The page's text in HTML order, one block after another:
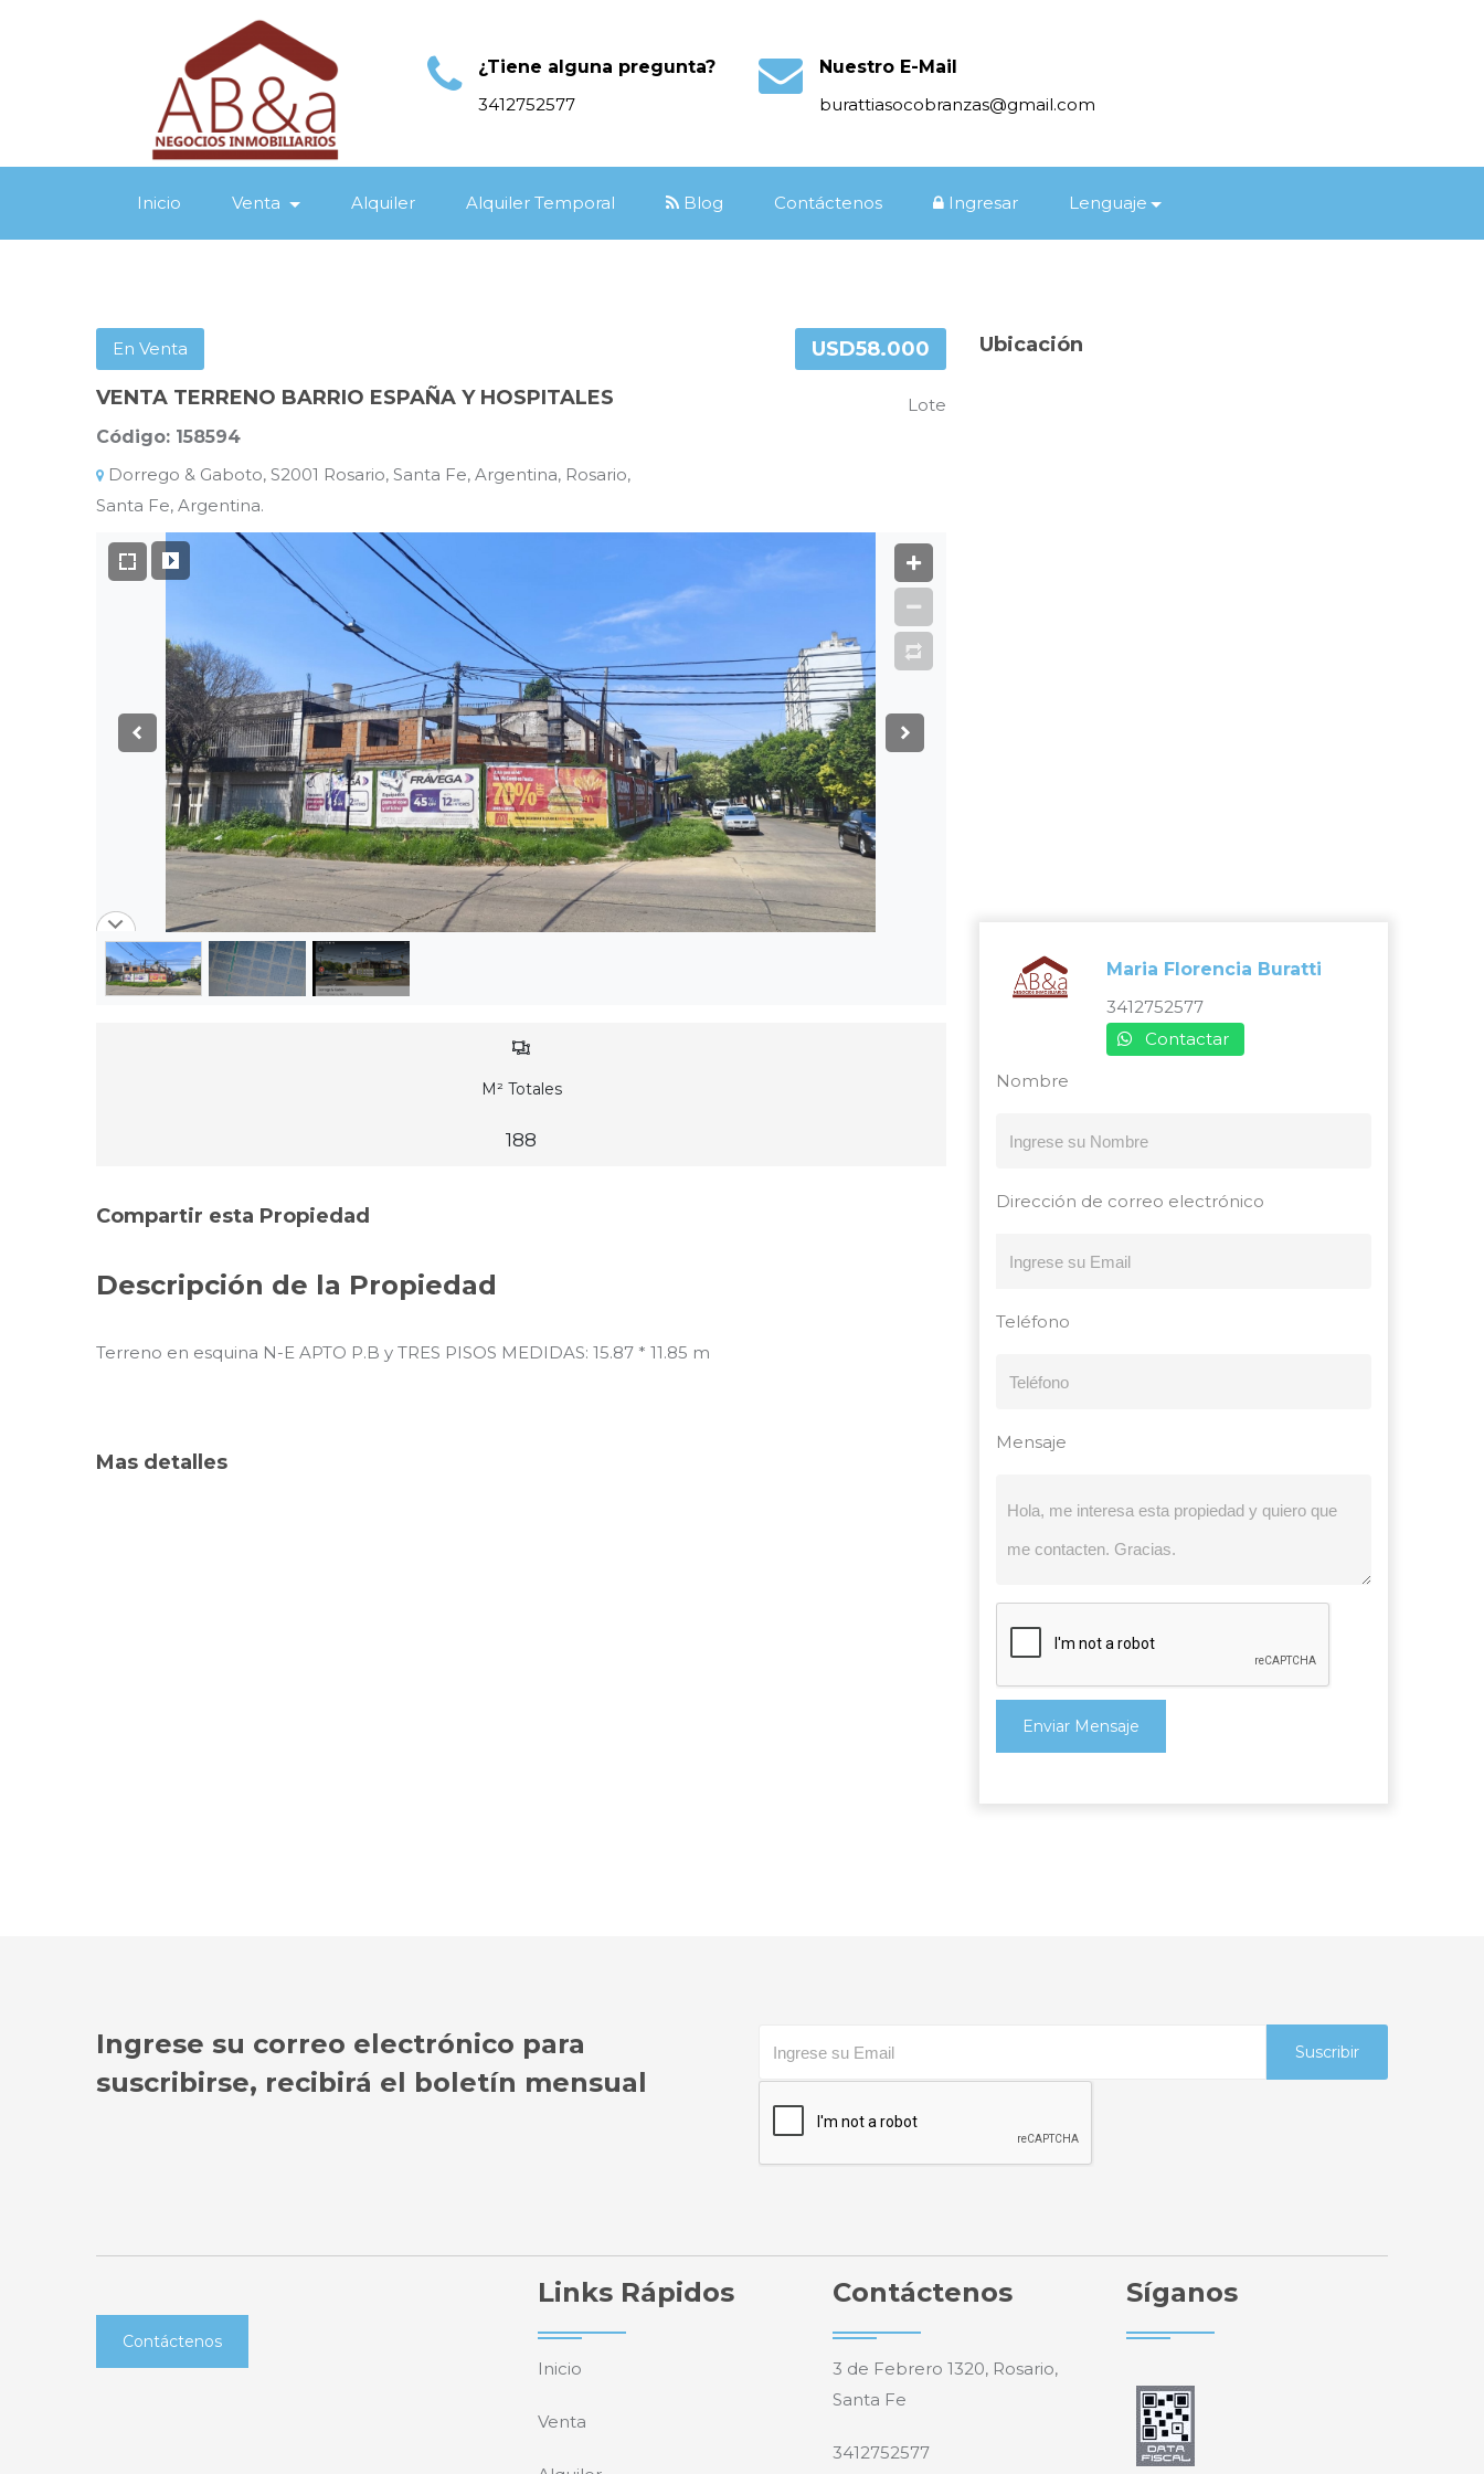
¿Tiene alguna pregunta?
3412752577
Nuestro E-Mail
burattiasocobranzas@gmail.com
Inicio Venta Alquiler Alquiler Temporal Blog Contáctenos Ingresar Lenguaje
En Venta
VENTA TERRENO BARRIO ESPAÑA Y HOSPITALES
Código: 158594
Dorrego & Gaboto, S2001 Rosario, Santa Fe, Argentina, Rosario,
Santa Fe, Argentina.
USD58.000
Lote
M² Totales
188
Compartir esta Propiedad
Descripción de la Propiedad
Terreno en esquina N-E APTO P.B y TRES PISOS MEDIDAS: 15.87 * 11.85 m
Mas detalles
Ubicación
Maria Florencia Buratti
3412752577
Contactar
Nombre
Dirección de correo electrónico
Teléfono
Mensaje
Enviar Mensaje
Ingrese su correo electrónico para
suscribirse, recibirá el boletín mensual
Suscribir
Contáctenos
Links Rápidos
Inicio
Venta
Contáctenos
3 de Febrero 1320, Rosario,
Santa Fe
3412752577
Síganos